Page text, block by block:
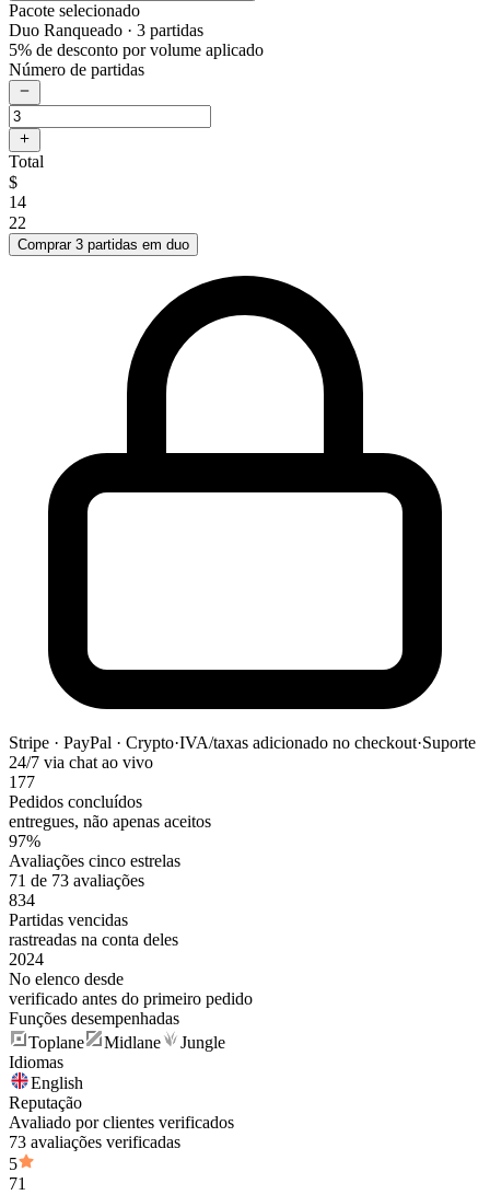
Pacote selecionado
Duo Ranqueado · 3 partidas
5% de desconto por volume aplicado
Número de partidas
Total
$
14
22
Comprar 3 partidas em duo
Stripe · PayPal · Crypto·IVA/taxas adicionado no checkout·Suporte
24/7 via chat ao vivo
177
Pedidos concluídos
entregues, não apenas aceitos
97%
Avaliações cinco estrelas
71 de 73 avaliações
834
Partidas vencidas
rastreadas na conta deles
2024
No elenco desde
verificado antes do primeiro pedido
Funções desempenhadas
Toplane
Midlane
Jungle
Idiomas
English
Reputação
Avaliado por clientes verificados
73 avaliações verificadas
5
71